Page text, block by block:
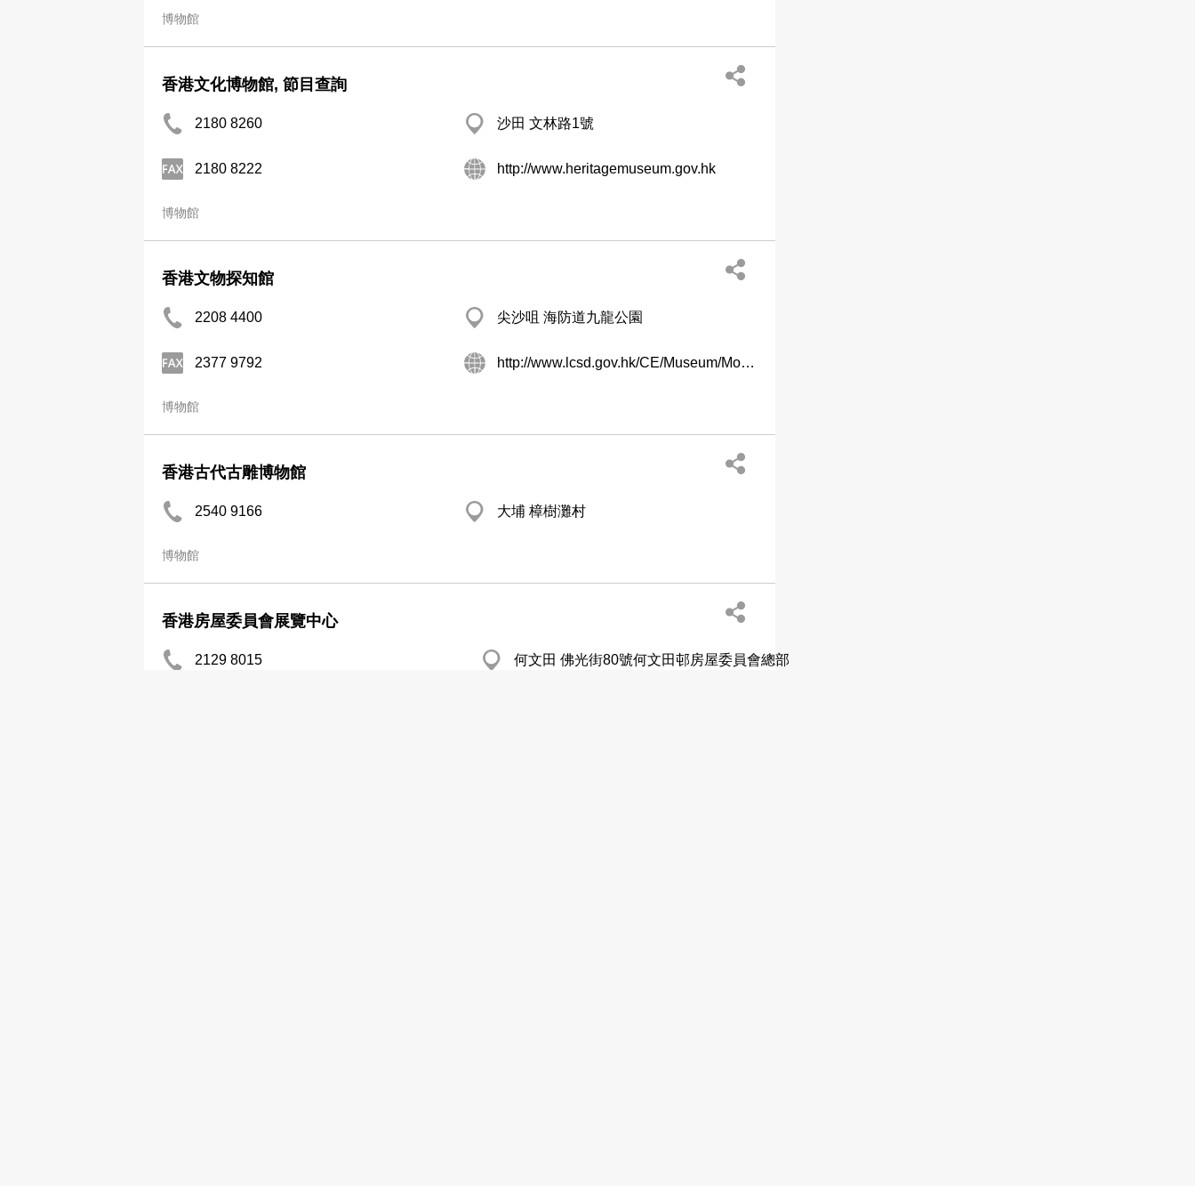
博物館
香港文化博物館, 節目查詢
2180 8260 沙田 文林路1號
2180 8222 http://www.heritagemuseum.gov.hk
博物館
香港文物探知館
2208 4400 尖沙咀 海防道九龍公園
2377 9792 http://www.lcsd.gov.hk/CE/Museum/Monument/b5/discovery_center.php
博物館
香港古代古雕博物館
2540 9166 大埔 樟樹灘村
博物館
香港房屋委員會展覽中心
2129 8015
何文田 佛光街80號何文田邨房屋委員會總部